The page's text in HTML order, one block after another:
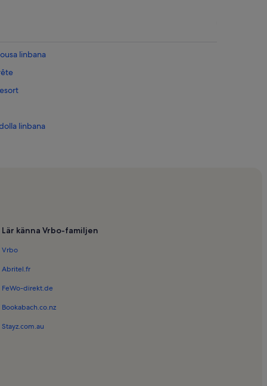
linbana
linbana
Lär känna Vrbo-familjen
Vrbo
Abritel.fr
FeWo-direkt.de
Bookabach.co.nz
Stayz.com.au